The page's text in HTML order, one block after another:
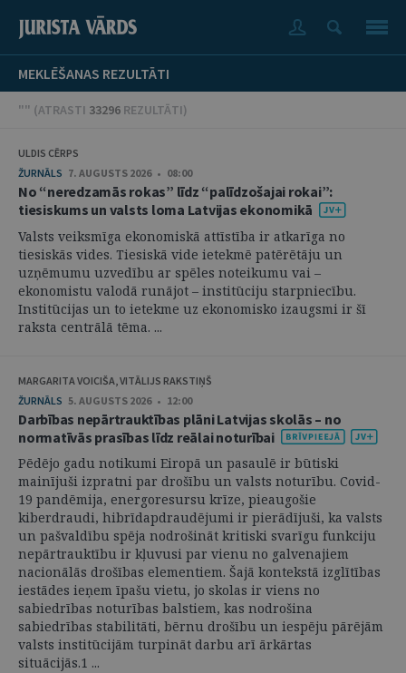
MEKLĒŠANAS REZULTĀTI
"" (ATRASTI 33296 REZULTĀTI)
ULDIS CĒRPS
ŽURNĀLS 7. AUGUSTS 2026 • 08:00
No “neredzamās rokas” līdz “palīdzošajai rokai”:
tiesiskums un valsts loma Latvijas ekonomikā
Valsts veiksmīga ekonomiskā attīstība ir atkarīga no
tiesiskās vides. Tiesiskā vide ietekmē patērētāju un
uzņēmumu uzvedību ar spēles noteikumu vai –
ekonomistu valodā runājot – institūciju starpniecību.
Institūcijas un to ietekme uz ekonomisko izaugsmi ir šī
raksta centrālā tēma. ...
MARGARITA VOICIŠA, VITĀLIJS RAKSTIŅŠ
ŽURNĀLS 5. AUGUSTS 2026 • 12:00
Darbības nepārtrauktības plāni Latvijas skolās – no
normatīvās prasības līdz reālai noturībai
Pēdējo gadu notikumi Eiropā un pasaulē ir būtiski
mainījuši izpratni par drošību un valsts noturību. Covid-
19 pandēmija, energoresursu krīze, pieaugošie
kiberdraudi, hibrīdapdraudējumi ir pierādījuši, ka valsts
un pašvaldību spēja nodrošināt kritiski svarīgu funkciju
nepārtrauktību ir kļuvusi par vienu no galvenajiem
nacionālās drošības elementiem. Šajā kontekstā izglītības
iestādes ieņem īpašu vietu, jo skolas ir viens no
sabiedrības noturības balstiem, kas nodrošina
sabiedrības stabilitāti, bērnu drošību un iespēju pārējām
valsts institūcijām turpināt darbu arī ārkārtas
situācijās.1 ...